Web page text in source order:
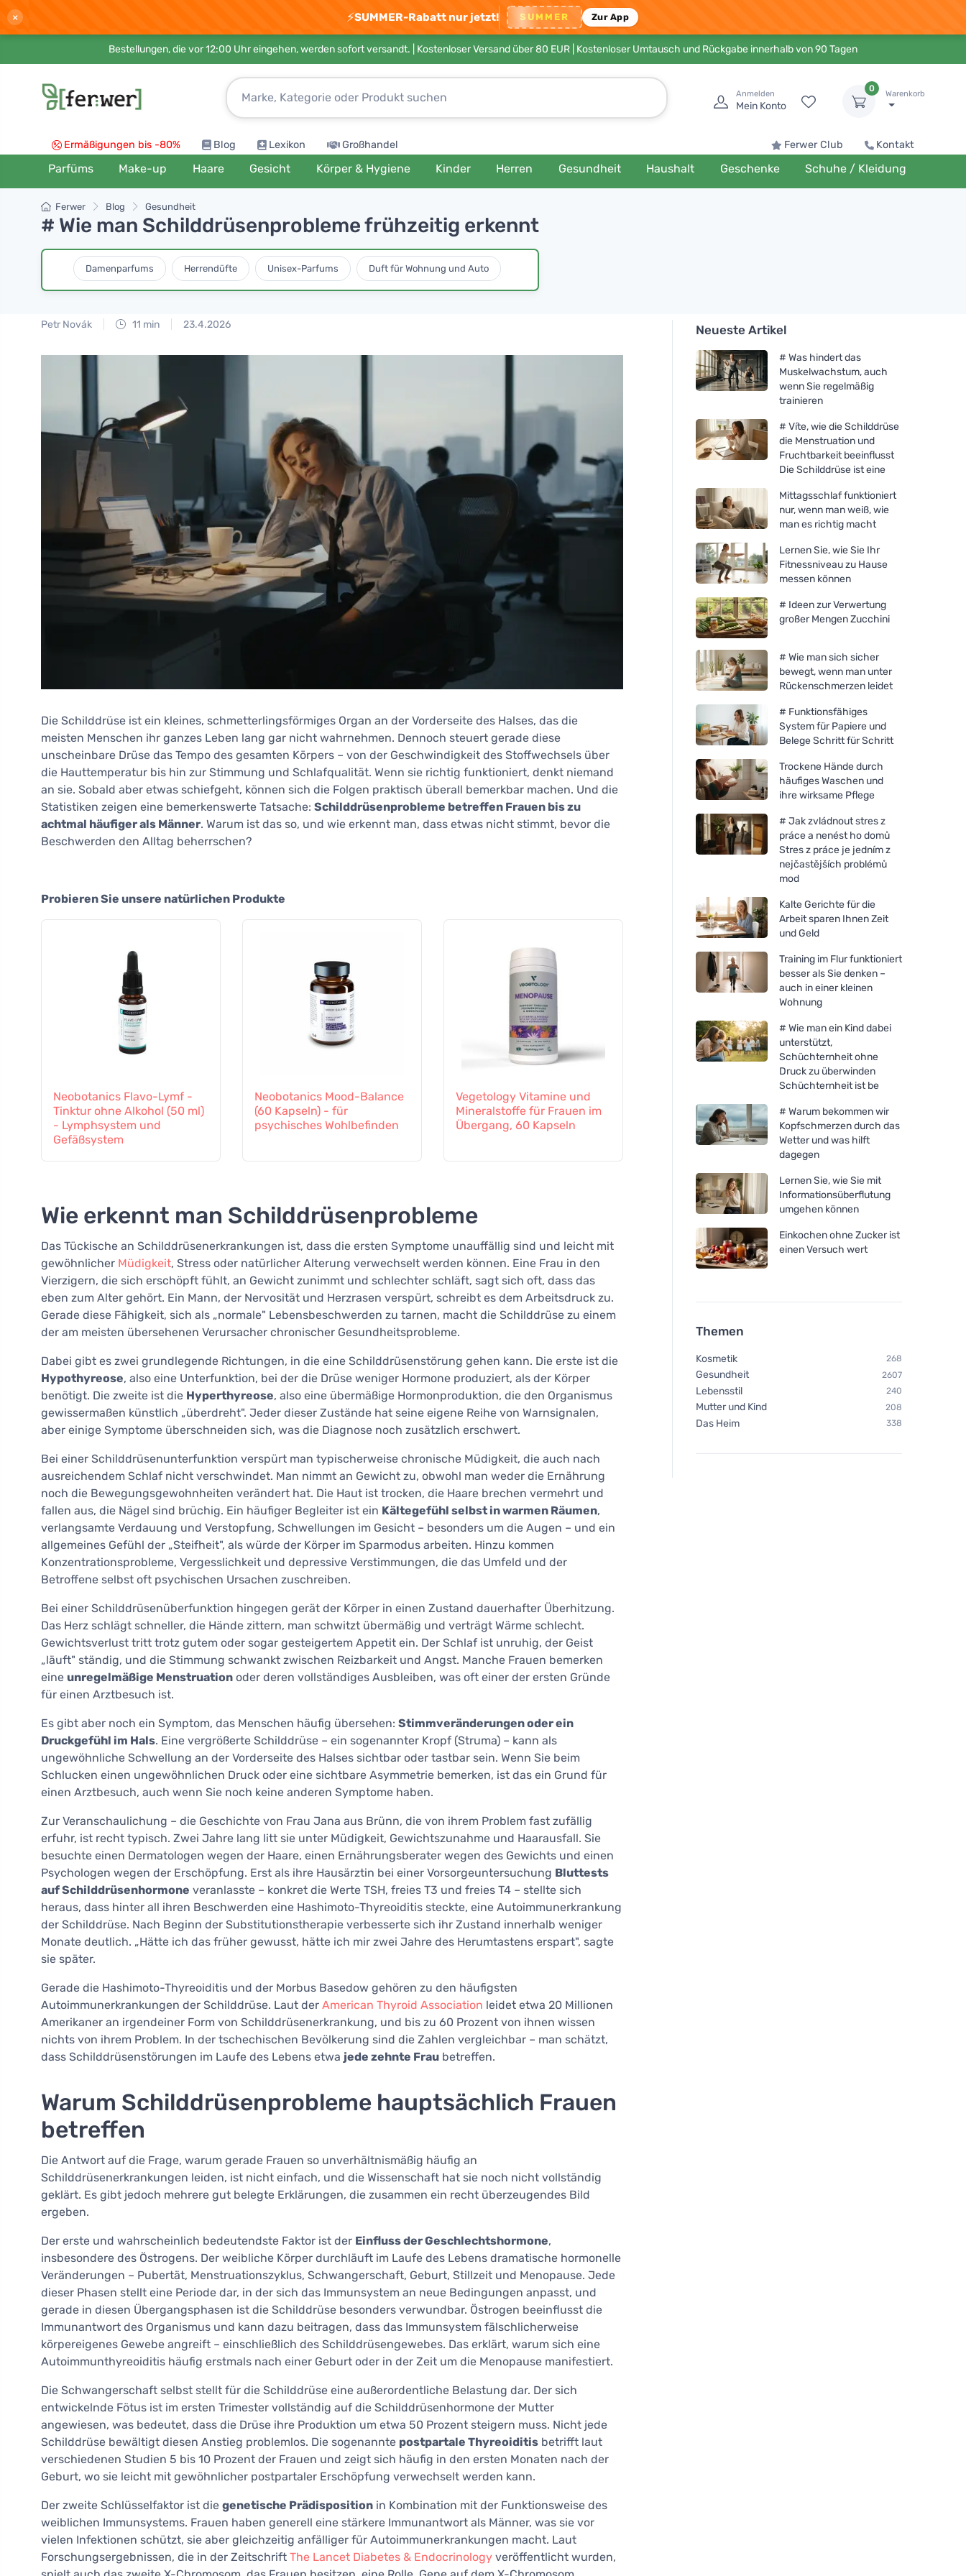
× ⚡SUMMER-Rabatt nur jetzt! SUMMER Zur App
Bestellungen, die vor 12:00 Uhr eingehen, werden sofort versandt. | Kostenloser Versand über 80 EUR | Kostenloser Umtausch und Rückgabe innerhalb von 90 Tagen
Anmelden
Mein Konto
0
Warenkorb
Ermäßigungen bis -80% Blog Lexikon Großhandel Ferwer Club Kontakt
Parfüms Make-up Haare Gesicht Körper & Hygiene Kinder Herren Gesundheit Haushalt Geschenke Schuhe / Kleidung
Ferwer Blog Gesundheit
# Wie man Schilddrüsenprobleme frühzeitig erkennt
Damenparfums Herrendüfte Unisex-Parfums Duft für Wohnung und Auto
Petr Novák 11 min 23.4.2026
Die Schilddrüse ist ein kleines, schmetterlingsförmiges Organ an der Vorderseite des Halses, das die
meisten Menschen ihr ganzes Leben lang gar nicht wahrnehmen. Dennoch steuert gerade diese
unscheinbare Drüse das Tempo des gesamten Körpers – von der Geschwindigkeit des Stoffwechsels über
die Hauttemperatur bis hin zur Stimmung und Schlafqualität. Wenn sie richtig funktioniert, denkt niemand
an sie. Sobald aber etwas schiefgeht, können sich die Folgen praktisch überall bemerkbar machen. Und die
Statistiken zeigen eine bemerkenswerte Tatsache: Schilddrüsenprobleme betreffen Frauen bis zu
achtmal häufiger als Männer. Warum ist das so, und wie erkennt man, dass etwas nicht stimmt, bevor die
Beschwerden den Alltag beherrschen?
Probieren Sie unsere natürlichen Produkte
Neobotanics Flavo-Lymf -
Tinktur ohne Alkohol (50 ml)
- Lymphsystem und
Gefäßsystem
Neobotanics Mood-Balance
(60 Kapseln) - für
psychisches Wohlbefinden
Vegetology Vitamine und
Mineralstoffe für Frauen im
Übergang, 60 Kapseln
- B1 Betain B2 B6 Folsäure
(L-Methylfolat) Vitamin B12
und Zink, 60 Kapseln
Folsäure in
60 Kapseln
Wie erkennt man Schilddrüsenprobleme
Das Tückische an Schilddrüsenerkrankungen ist, dass die ersten Symptome unauffällig sind und leicht mit
gewöhnlicher Müdigkeit, Stress oder natürlicher Alterung verwechselt werden können. Eine Frau in den
Vierzigern, die sich erschöpft fühlt, an Gewicht zunimmt und schlechter schläft, sagt sich oft, dass das
eben zum Alter gehört. Ein Mann, der Nervosität und Herzrasen verspürt, schreibt es dem Arbeitsdruck zu.
Gerade diese Fähigkeit, sich als „normale" Lebensbeschwerden zu tarnen, macht die Schilddrüse zu einem
der am meisten übersehenen Verursacher chronischer Gesundheitsprobleme.
Dabei gibt es zwei grundlegende Richtungen, in die eine Schilddrüsenstörung gehen kann. Die erste ist die
Hypothyreose, also eine Unterfunktion, bei der die Drüse weniger Hormone produziert, als der Körper
benötigt. Die zweite ist die Hyperthyreose, also eine übermäßige Hormonproduktion, die den Organismus
gewissermaßen künstlich „überdreht". Jeder dieser Zustände hat seine eigene Reihe von Warnsignalen,
aber einige Symptome überschneiden sich, was die Diagnose noch zusätzlich erschwert.
Bei einer Schilddrüsenunterfunktion verspürt man typischerweise chronische Müdigkeit, die auch nach
ausreichendem Schlaf nicht verschwindet. Man nimmt an Gewicht zu, obwohl man weder die Ernährung
noch die Bewegungsgewohnheiten verändert hat. Die Haut ist trocken, die Haare brechen vermehrt und
fallen aus, die Nägel sind brüchig. Ein häufiger Begleiter ist ein Kältegefühl selbst in warmen Räumen,
verlangsamte Verdauung und Verstopfung, Schwellungen im Gesicht – besonders um die Augen – und ein
allgemeines Gefühl der „Steifheit", als würde der Körper im Sparmodus arbeiten. Hinzu kommen
Konzentrationsprobleme, Vergesslichkeit und depressive Verstimmungen, die das Umfeld und der
Betroffene selbst oft psychischen Ursachen zuschreiben.
Bei einer Schilddrüsenüberfunktion hingegen gerät der Körper in einen Zustand dauerhafter Überhitzung.
Das Herz schlägt schneller, die Hände zittern, man schwitzt übermäßig und verträgt Wärme schlecht.
Gewichtsverlust tritt trotz gutem oder sogar gesteigertem Appetit ein. Der Schlaf ist unruhig, der Geist
„läuft" ständig, und die Stimmung schwankt zwischen Reizbarkeit und Angst. Manche Frauen bemerken
eine unregelmäßige Menstruation oder deren vollständiges Ausbleiben, was oft einer der ersten Gründe
für einen Arztbesuch ist.
Es gibt aber noch ein Symptom, das Menschen häufig übersehen: Stimmveränderungen oder ein
Druckgefühl im Hals. Eine vergrößerte Schilddrüse – ein sogenannter Kropf (Struma) – kann als
ungewöhnliche Schwellung an der Vorderseite des Halses sichtbar oder tastbar sein. Wenn Sie beim
Schlucken einen ungewöhnlichen Druck oder eine sichtbare Asymmetrie bemerken, ist das ein Grund für
einen Arztbesuch, auch wenn Sie noch keine anderen Symptome haben.
Zur Veranschaulichung – die Geschichte von Frau Jana aus Brünn, die von ihrem Problem fast zufällig
erfuhr, ist recht typisch. Zwei Jahre lang litt sie unter Müdigkeit, Gewichtszunahme und Haarausfall. Sie
besuchte einen Dermatologen wegen der Haare, einen Ernährungsberater wegen des Gewichts und einen
Psychologen wegen der Erschöpfung. Erst als ihre Hausärztin bei einer Vorsorgeuntersuchung Bluttests
auf Schilddrüsenhormone veranlasste – konkret die Werte TSH, freies T3 und freies T4 – stellte sich
heraus, dass hinter all ihren Beschwerden eine Hashimoto-Thyreoiditis steckte, eine Autoimmunerkrankung
der Schilddrüse. Nach Beginn der Substitutionstherapie verbesserte sich ihr Zustand innerhalb weniger
Monate deutlich. „Hätte ich das früher gewusst, hätte ich mir zwei Jahre des Herumtastens erspart", sagte
sie später.
Gerade die Hashimoto-Thyreoiditis und der Morbus Basedow gehören zu den häufigsten
Autoimmunerkrankungen der Schilddrüse. Laut der American Thyroid Association leidet etwa 20 Millionen
Amerikaner an irgendeiner Form von Schilddrüsenerkrankung, und bis zu 60 Prozent von ihnen wissen
nichts von ihrem Problem. In der tschechischen Bevölkerung sind die Zahlen vergleichbar – man schätzt,
dass Schilddrüsenstörungen im Laufe des Lebens etwa jede zehnte Frau betreffen.
Warum Schilddrüsenprobleme hauptsächlich Frauen
betreffen
Die Antwort auf die Frage, warum gerade Frauen so unverhältnismäßig häufig an
Schilddrüsenerkrankungen leiden, ist nicht einfach, und die Wissenschaft hat sie noch nicht vollständig
geklärt. Es gibt jedoch mehrere gut belegte Erklärungen, die zusammen ein recht überzeugendes Bild
ergeben.
Der erste und wahrscheinlich bedeutendste Faktor ist der Einfluss der Geschlechtshormone,
insbesondere des Östrogens. Der weibliche Körper durchläuft im Laufe des Lebens dramatische hormonelle
Veränderungen – Pubertät, Menstruationszyklus, Schwangerschaft, Geburt, Stillzeit und Menopause. Jede
dieser Phasen stellt eine Periode dar, in der sich das Immunsystem an neue Bedingungen anpasst, und
gerade in diesen Übergangsphasen ist die Schilddrüse besonders verwundbar. Östrogen beeinflusst die
Immunantwort des Organismus und kann dazu beitragen, dass das Immunsystem fälschlicherweise
körpereigenes Gewebe angreift – einschließlich des Schilddrüsengewebes. Das erklärt, warum sich eine
Autoimmunthyreoiditis häufig erstmals nach einer Geburt oder in der Zeit um die Menopause manifestiert.
Die Schwangerschaft selbst stellt für die Schilddrüse eine außerordentliche Belastung dar. Der sich
entwickelnde Fötus ist im ersten Trimester vollständig auf die Schilddrüsenhormone der Mutter
angewiesen, was bedeutet, dass die Drüse ihre Produktion um etwa 50 Prozent steigern muss. Nicht jede
Schilddrüse bewältigt diesen Anstieg problemlos. Die sogenannte postpartale Thyreoiditis betrifft laut
verschiedenen Studien 5 bis 10 Prozent der Frauen und zeigt sich häufig in den ersten Monaten nach der
Geburt, wo sie leicht mit gewöhnlicher postpartaler Erschöpfung verwechselt werden kann.
Der zweite Schlüsselfaktor ist die genetische Prädisposition in Kombination mit der Funktionsweise des
weiblichen Immunsystems. Frauen haben generell eine stärkere Immunantwort als Männer, was sie vor
vielen Infektionen schützt, sie aber gleichzeitig anfälliger für Autoimmunerkrankungen macht. Laut
Forschungsergebnissen, die in der Zeitschrift The Lancet Diabetes & Endocrinology veröffentlicht wurden,
Neueste Artikel
# Was hindert das
Muskelwachstum, auch
wenn Sie regelmäßig
trainieren
# Víte, wie die Schilddrüse
die Menstruation und
Fruchtbarkeit beeinflusst
Die Schilddrüse ist eine
Mittagsschlaf funktioniert
nur, wenn man weiß, wie
man es richtig macht
Lernen Sie, wie Sie Ihr
Fitnessniveau zu Hause
messen können
# Ideen zur Verwertung
großer Mengen Zucchini
# Wie man sich sicher
bewegt, wenn man unter
Rückenschmerzen leidet
# Funktionsfähiges
System für Papiere und
Belege Schritt für Schritt
Trockene Hände durch
häufiges Waschen und
ihre wirksame Pflege
# Jak zvládnout stres z
práce a nenést ho domů
Stres z práce je jedním z
nejčastějších problémů
mod
Kalte Gerichte für die
Arbeit sparen Ihnen Zeit
und Geld
Training im Flur funktioniert
besser als Sie denken –
auch in einer kleinen
Wohnung
# Wie man ein Kind dabei
unterstützt,
Schüchternheit ohne
Druck zu überwinden
Schüchternheit ist be
# Warum bekommen wir
Kopfschmerzen durch das
Wetter und was hilft
dagegen
Lernen Sie, wie Sie mit
Informationsüberflutung
umgehen können
Einkochen ohne Zucker ist
einen Versuch wert
Themen
Kosmetik 268
Gesundheit 2607
Lebensstil 240
Mutter und Kind 208
Das Heim 338